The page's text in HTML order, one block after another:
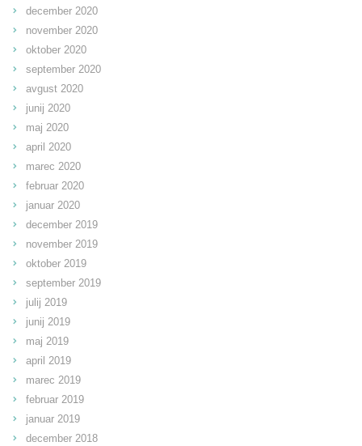
december 2020
november 2020
oktober 2020
september 2020
avgust 2020
junij 2020
maj 2020
april 2020
marec 2020
februar 2020
januar 2020
december 2019
november 2019
oktober 2019
september 2019
julij 2019
junij 2019
maj 2019
april 2019
marec 2019
februar 2019
januar 2019
december 2018